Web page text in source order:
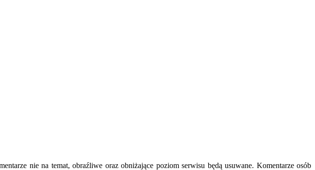
nie na temat, obraźliwe oraz obniżające poziom serwisu będą usuwane. Komentarze osób